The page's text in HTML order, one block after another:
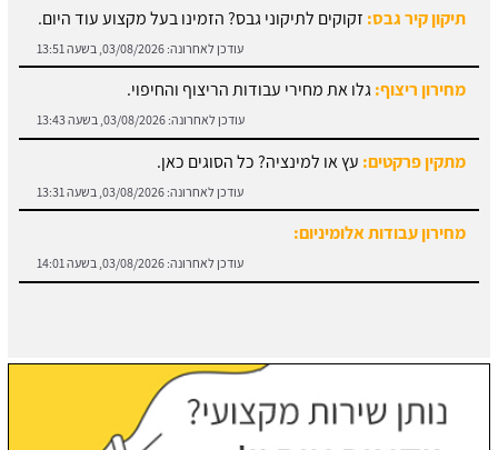
מחירון ריצוף:גלו את מחירי עבודות הריצוף והחיפוי.
עודכן לאחרונה: 03/08/2026, בשעה 13:43
מתקין פרקטים:עץ או למינציה? כל הסוגים כאן.
עודכן לאחרונה:03/08/2026, בשעה 13:31
מחירון עבודות אלומיניום:
עודכן לאחרונה: 03/08/2026, בשעה 14:01
חוזה קבלן שלד:מידע והורדת הסכם מול קבלן שלד.
עודכן לאחרונה: 03/08/2026, בשעה 13:57